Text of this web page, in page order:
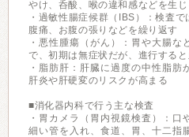
やけ、呑酸、喉の違和感などを生じ
・過敏性腸症候群（IBS）：検査
腹痛、お腹の張りなどを繰り返す
・悪性腫瘍（がん）：胃や大腸な
で、初期は無症状だが、進行する
・脂肪肝：肝臓に過度の中性脂肪
肝炎や肝硬変のリスクが高まる
■消化器内科で行う主な検査
・胃カメラ（胃内視鏡検査）：口
細い管を入れ、食道、胃、十二指